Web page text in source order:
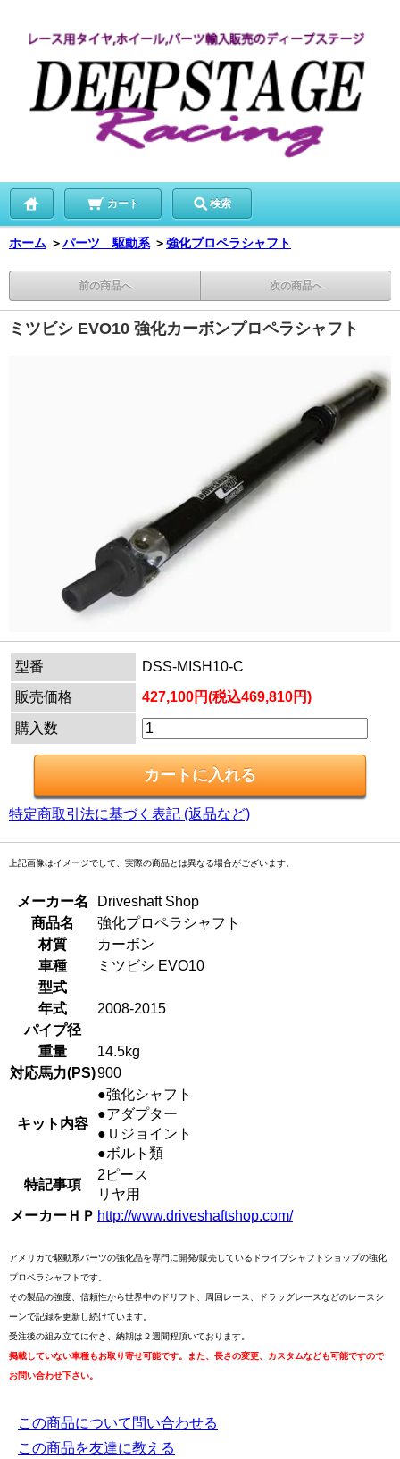
カート 検索
ホーム ＞パーツ 駆動系 ＞強化プロペラシャフト
前の商品へ 次の商品へ
ミツビシ EVO10 強化カーボンプロペラシャフト
型番
DSS-MISH10-C
販売価格
427,100円(税込469,810円)
購入数
特定商取引法に基づく表記 (返品など)
上記画像はイメージでして、実際の商品とは異なる場合がございます。
メーカー名
Driveshaft Shop
商品名
強化プロペラシャフト
材質
カーボン
車種
ミツビシ EVO10
型式
年式
2008-2015
パイプ径
重量
14.5kg
対応馬力(PS)900
キット内容
●強化シャフト
●アダプター
●Ｕジョイント
●ボルト類
特記事項
2ピース
リヤ用
メーカーＨＰ http://www.driveshaftshop.com/
アメリカで駆動系パーツの強化品を専門に開発/販売しているドライブシャフトショップの強化
プロペラシャフトです。
その製品の強度、信頼性から世界中のドリフト、周回レース、ドラッグレースなどのレースシ
ーンで記録を更新し続けています。
受注後の組み立てに付き、納期は２週間程頂いております。
掲載していない車種もお取り寄せ可能です。また、長さの変更、カスタムなども可能ですので
お問い合わせ下さい。
この商品について問い合わせる
この商品を友達に教える